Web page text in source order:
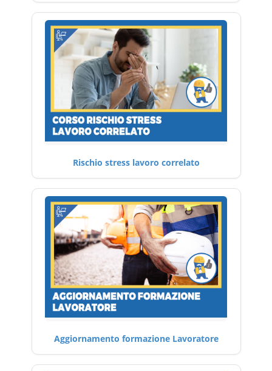
Rischio stress lavoro correlato
Aggiornamento formazione Lavoratore